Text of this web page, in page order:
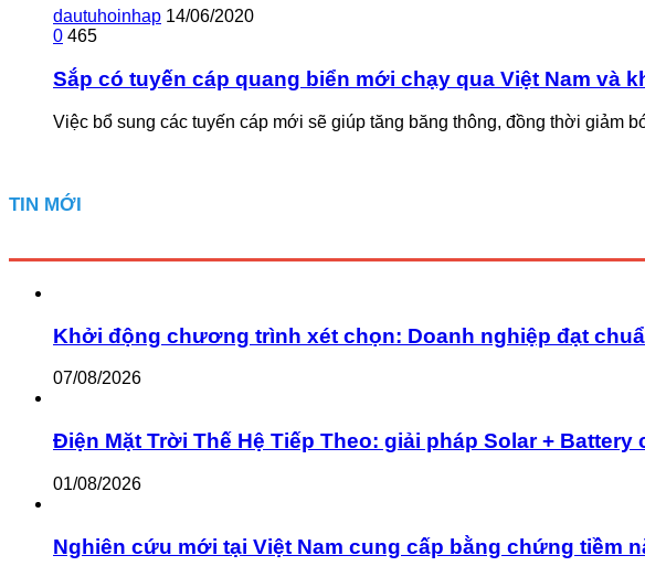
dautuhoinhap 14/06/2020
0 465
Sắp có tuyến cáp quang biển mới chạy qua Việt Nam và
Việc bổ sung các tuyến cáp mới sẽ giúp tăng băng thông, đồng thời giảm
TIN MỚI
Khởi động chương trình xét chọn: Doanh nghiệp đạt
07/08/2026
Điện Mặt Trời Thế Hệ Tiếp Theo: giải pháp Solar +
01/08/2026
Nghiên cứu mới tại Việt Nam cung cấp bằng chứng tiềm